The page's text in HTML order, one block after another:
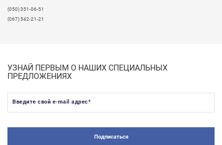
(050) 351-06-51
(067) 542-21-21
УЗНАЙ ПЕРВЫМ О НАШИХ СПЕЦИАЛЬНЫХ
ПРЕДЛОЖЕНИЯХ
Введите свой e-mail адрес*
Подписаться